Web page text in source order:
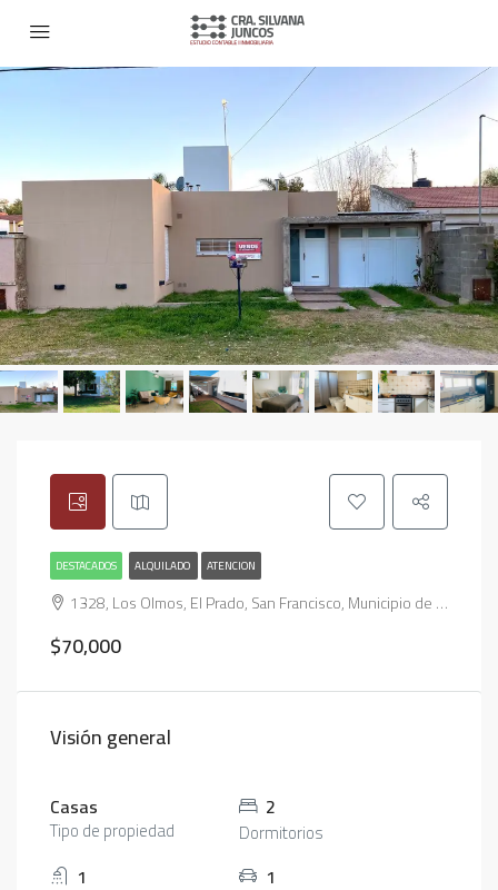
DESTACADOS ALQUILADO ATENCION
1328, Los Olmos, El Prado, San Francisco, Municipio de San Francisco, Pedanía Juárez Celman, Departamento San Justo, Córdoba, X2400, Argentina
$70,000
Visión general
Casas
Tipo de propiedad
2
Dormitorios
1 1